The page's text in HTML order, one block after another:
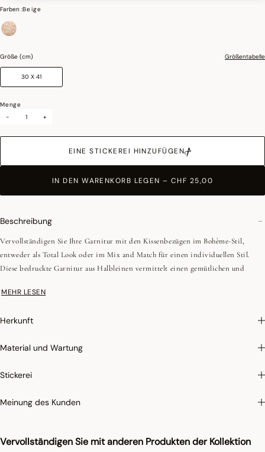
Farben :Beige
Größe (cm) Größentabelle
30 X 41
Menge
-
+
EINE STICKEREI HINZUFÜGEN
IN DEN WARENKORB LEGEN–CHF 25,00
Vervollständigen Sie mit anderen Produkten der Kollektion
Beschreibung
Vervollständigen Sie Ihre Garnitur mit den Kissenbezügen im Bohème-Stil,
entweder als Total Look oder im Mix and Match für einen individuellen Stil.
Diese bedruckte Garnitur aus Halbleinen vermittelt einen gemütlichen und
NUANCES ist beidseitig verwendbar. Diese Geschichte gibt es auch als
- Blumenmuster auf der Vorderseite und Streifenmuster auf der Rückseite.
- Bedrucktes Halbleinen
keine perfekte Ähnlichkeit mit dem verkauften Produkt gewährleisten,
MEHR LESEN
Herkunft
Material und Wartung
Stickerei
Meinung des Kunden